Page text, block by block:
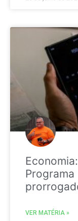
Programa
VER MATÉRIA »